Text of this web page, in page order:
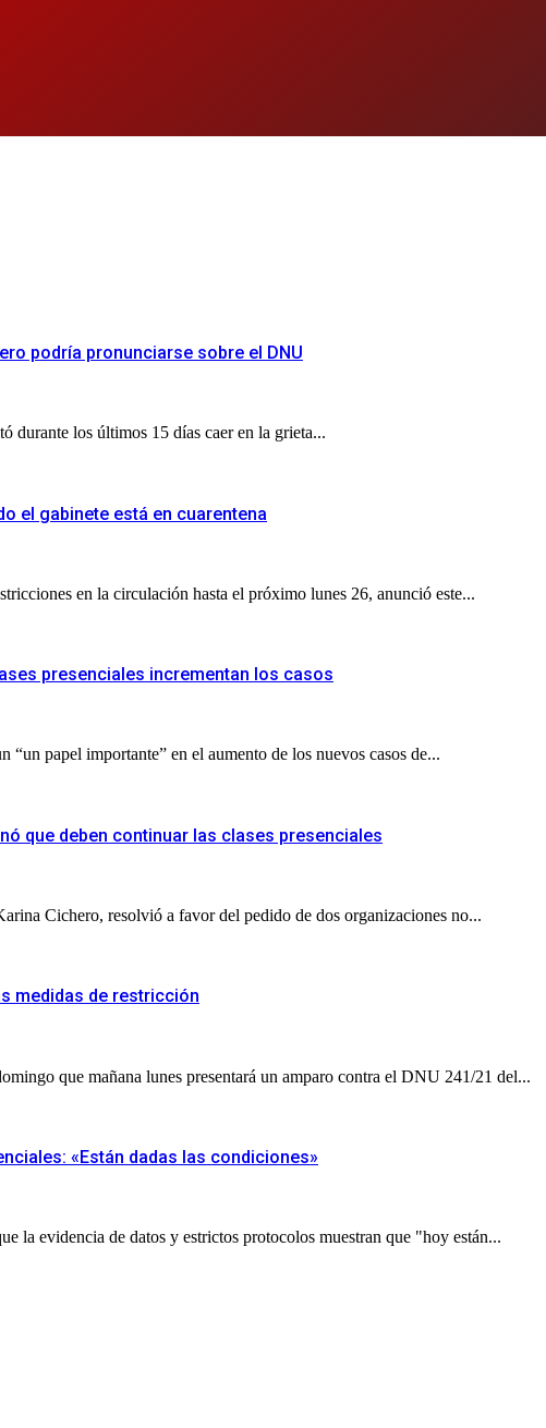
podría pronunciarse sobre el DNU
durante los últimos 15 días caer en la grieta...
el gabinete está en cuarentena
en la circulación hasta el próximo lunes 26, anunció este...
presenciales incrementan los casos
papel importante” en el aumento de los nuevos casos de...
que deben continuar las clases presenciales
Cichero,​ resolvió a favor del pedido de dos organizaciones no...
medidas de restricción
que mañana lunes presentará un amparo contra el DNU 241/21 del...
«Están dadas las condiciones»
la evidencia de datos y estrictos protocolos muestran que "hoy están...